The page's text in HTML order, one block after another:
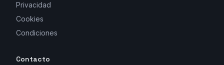
Privacidad
Cookies
Condiciones
Contacto